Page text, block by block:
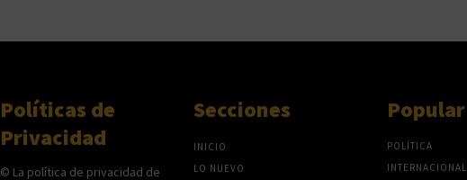
Políticas de
Privacidad
© La política de privacidad de
Secciones
INICIO
LO NUEVO
Popular
POLÍTICA
INTERNACIONAL